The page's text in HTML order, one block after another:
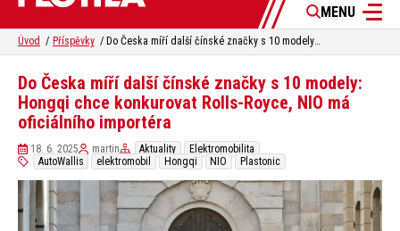
MENU
Úvod Příspěvky Do Česka míří další čínské značky s 10 modely: Hongqi chce konkurovat Rolls-Royce, NIO má oficiálního importéra
Do Česka míří další čínské značky s 10 modely:
Hongqi chce konkurovat Rolls-Royce, NIO má
oficiálního importéra
18. 6. 2025 martin Aktuality
Elektromobilita
AutoWallis
elektromobil Hongqi NIO Plastonic